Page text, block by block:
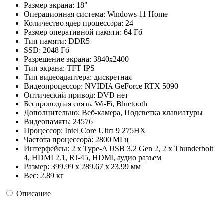
Размер экрана: 18"
Операционная система: Windows 11 Home
Количество ядер процессора: 24
Размер оперативной памяти: 64 Гб
Тип памяти: DDR5
SSD: 2048 Гб
Разрешение экрана: 3840x2400
Тип экрана: TFT IPS
Тип видеоадаптера: дискретная
Видеопроцессор: NVIDIA GeForce RTX 5090
Оптический привод: DVD нет
Беспроводная связь: Wi-Fi, Bluetooth
Дополнительно: Веб-камера, Подсветка клавиатуры
Видеопамять: 24576
Процессор: Intel Core Ultra 9 275HX
Частота процессора: 2800 МГц
Интерфейсы: 2 x Type-A USB 3.2 Gen 2, 2 x Thunderbolt
4, HDMI 2.1, RJ-45, HDMI, аудио разъем
Размер: 399.99 x 289.67 x 23.99 мм
Вес: 2.89 кг
Описание